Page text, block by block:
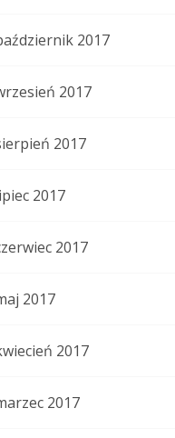
2017
2017
2017
2017
2017
2017
2017
2017